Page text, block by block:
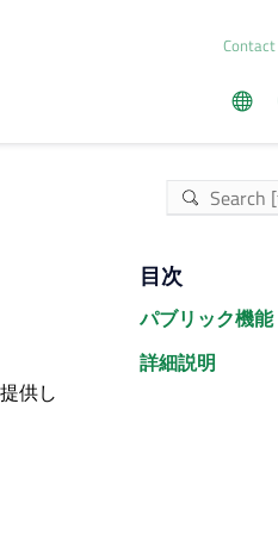
Contact
供し
目次
パブリック機能
詳細説明